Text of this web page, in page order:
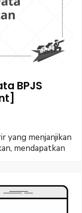
BPJS
yang menjanjikan
mendapatkan